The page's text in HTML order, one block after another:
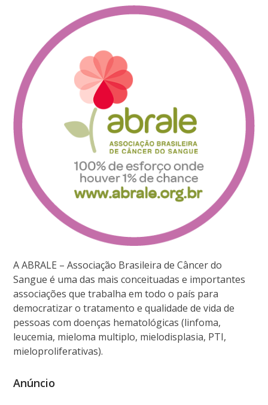
A ABRALE – Associação Brasileira de Câncer do
Sangue é uma das mais conceituadas e importantes
associações que trabalha em todo o país para
democratizar o tratamento e qualidade de vida de
pessoas com doenças hematológicas (linfoma,
leucemia, mieloma multiplo, mielodisplasia, PTI,
mieloproliferativas).
Anúncio